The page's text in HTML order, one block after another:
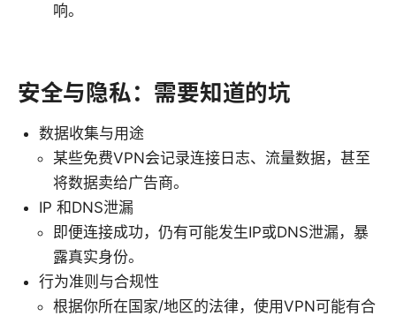
响。
安全与隐私：需要知道的坑
数据收集与用途
某些免费VPN会记录连接日志、流量数据，甚至
将数据卖给广告商。
IP 和DNS泄漏
即便连接成功，仍有可能发生IP或DNS泄漏，暴
露真实身份。
行为准则与合规性
根据你所在国家/地区的法律，使用VPN可能有合